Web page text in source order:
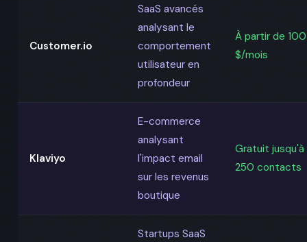
Customer.io
SaaS avancés
analysant le
comportement
utilisateur en
profondeur
À partir de 100
$/mois
Klaviyo
E-commerce
analysant
l'impact email
sur les revenus
boutique
Gratuit jusqu'à
250 contacts
Startups SaaS